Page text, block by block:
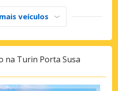
veículos
na Turin Porta Susa